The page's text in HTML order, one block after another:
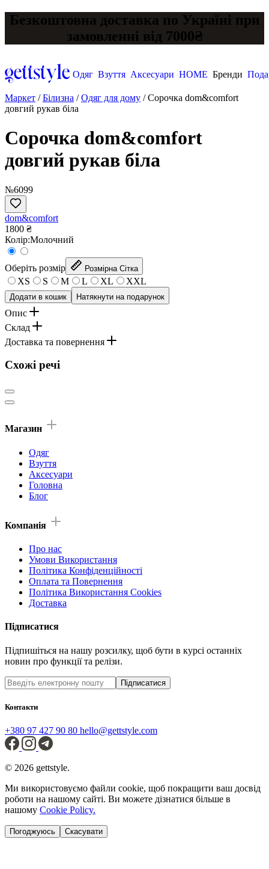
Безкоштовна доставка по Україні при
замовленні від 7000₴
Одяг Взуття Аксесуари HOME Бренди
Маркет /Білизна /Одяг для дому /Сорочка dom&comfort
довгий рукав біла
Сорочка dom&comfort
довгий рукав біла
№6099
dom&comfort
1800 ₴
Колір:Молочний
Оберіть розмір Розмірна Сітка
XS S M L XL XXL
Додати в кошик Натякнути на подарунок
Опис
Склад
Доставка та повернення
Схожі речі
Магазин
Одяг
Взуття
Аксесуари
Головна
Блог
Компанія
Про нас
Умови Використання
Політика Конфіденційності
Оплата та Повернення
Політика Використання Cookies
Доставка
Підписатися
Підпишіться на нашу розсилку, щоб бути в курсі останніх
новин про функції та релізи.
Підписатися
Контакти
+380 97 427 90 80 hello@gettstyle.com
© 2026 gettstyle.
Ми використовуємо файли cookie, щоб покращити ваш досвід
роботи на нашому сайті. Ви можете дізнатися більше в
нашому Cookie Policy.
Погоджуюсь Скасувати